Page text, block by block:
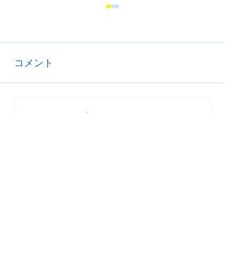
コメント
コメントを追加…